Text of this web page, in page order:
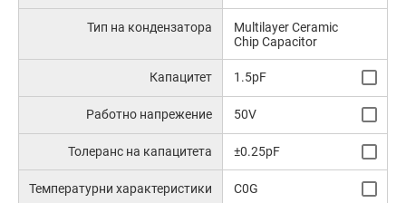
Тип на кондензатора
Multilayer Ceramic
Chip Capacitor
Капацитет 1.5pF
Работно напрежение 50V
Толеранс на капацитета ±0.25pF
Температурни характеристики C0G